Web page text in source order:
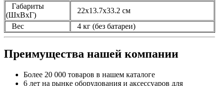
Габариты
(ШхВхГ)
22x13.7x33.2 см
Вес
4 кг (без батареи)
Преимущества нашей компании
Более 20 000 товаров в нашем каталоге
6 лет на рынке оборудования и аксессуаров для